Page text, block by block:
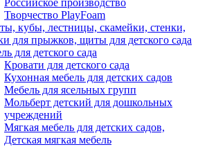
Творчество PlayFoam
кубы, лестницы, скамейки, стенки,
для прыжков, щиты для детского сада
для детского сада
Кровати для детского сада
Кухонная мебель для детских садов
Мебель для ясельных групп
Мольберт детский для дошкольных
учреждений
Мягкая мебель для детских садов,
Детская мягкая мебель